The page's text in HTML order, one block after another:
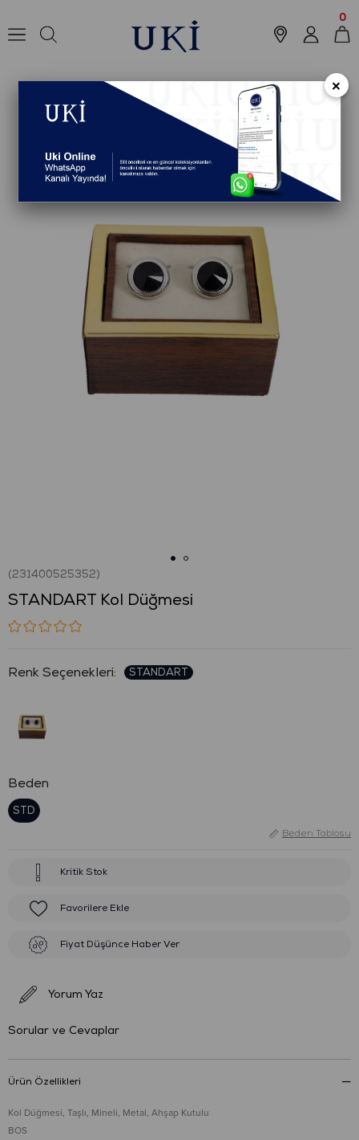
0
STANDART Kol
(231400525352)
STANDART Kol Düğmesi
:
Beden
STD
Beden Tablosu
Kritik Stok
Favorilere Ekle
Fiyat Düşünce Haber Ver
Yorum Yaz
Sorular ve Cevaplar
Ürün Özellikleri
Kol Düğmesi, Taşlı, Mineli, Metal, Ahşap Kutulu
BOS
×